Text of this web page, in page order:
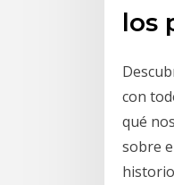
los
con
qué
sobre